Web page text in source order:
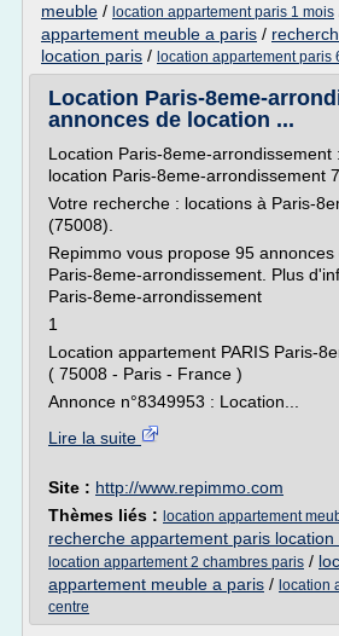
meuble / location appartement paris 1 mois
appartement meuble a paris /
location paris / location appartement paris
Location Paris-8eme-
annonces de location ...
Location Paris-8eme-arrondissement
location Paris-8eme-arrondissement
Votre recherche : locations à Paris-
(75008).
Repimmo vous propose 95
Paris-8eme-arrondissement. Plus
Paris-8eme-arrondissement
1
Location appartement PARIS Paris-
( 75008 - Paris - France )
Annonce n°8349953 : Location...
Lire la suite
Site : http://www.repimmo.com
Thèmes liés : location appartement
recherche appartement paris location
location appartement 2 chambres paris /
appartement meuble a paris / location
centre